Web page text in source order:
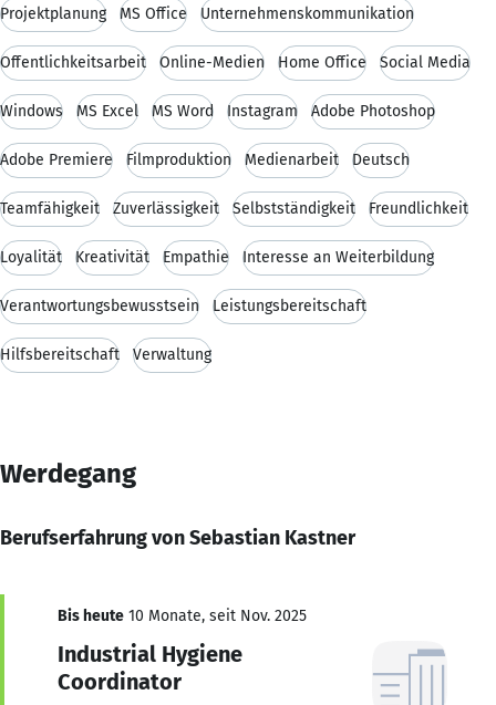
Projektplanung MS Office Unternehmenskommunikation
Öffentlichkeitsarbeit Online-Medien Home Office Social Media
Windows MS Excel MS Word Instagram Adobe Photoshop
Adobe Premiere Filmproduktion Medienarbeit Deutsch
Teamfähigkeit Zuverlässigkeit Selbstständigkeit Freundlichkeit
Loyalität Kreativität Empathie Interesse an Weiterbildung
Verantwortungsbewusstsein Leistungsbereitschaft
Hilfsbereitschaft Verwaltung
Werdegang
Berufserfahrung von Sebastian Kastner
Bis heute 10 Monate, seit Nov. 2025
Industrial Hygiene
Coordinator